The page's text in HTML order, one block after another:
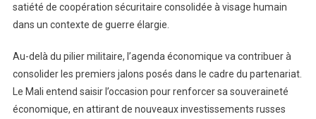
satiété de coopération sécuritaire consolidée à visage humain
dans un contexte de guerre élargie.
Au-delà du pilier militaire, l’agenda économique va contribuer à
consolider les premiers jalons posés dans le cadre du partenariat.
Le Mali entend saisir l’occasion pour renforcer sa souveraineté
économique, en attirant de nouveaux investissements russes